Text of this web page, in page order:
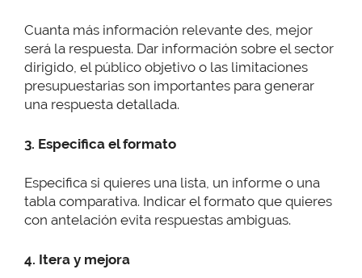
Cuanta más información relevante des, mejor
será la respuesta. Dar información sobre el sector
dirigido, el público objetivo o las limitaciones
presupuestarias son importantes para generar
una respuesta detallada.
3. Especifica el formato
Especifica si quieres una lista, un informe o una
tabla comparativa. Indicar el formato que quieres
con antelación evita respuestas ambiguas.
4. Itera y mejora